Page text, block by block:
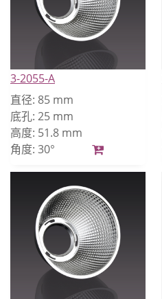
3-2055-A
直径: 85 mm
底孔: 25 mm
高度: 51.8 mm
角度: 30°